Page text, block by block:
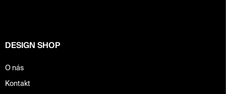
DESIGN SHOP
O nás
Kontakt